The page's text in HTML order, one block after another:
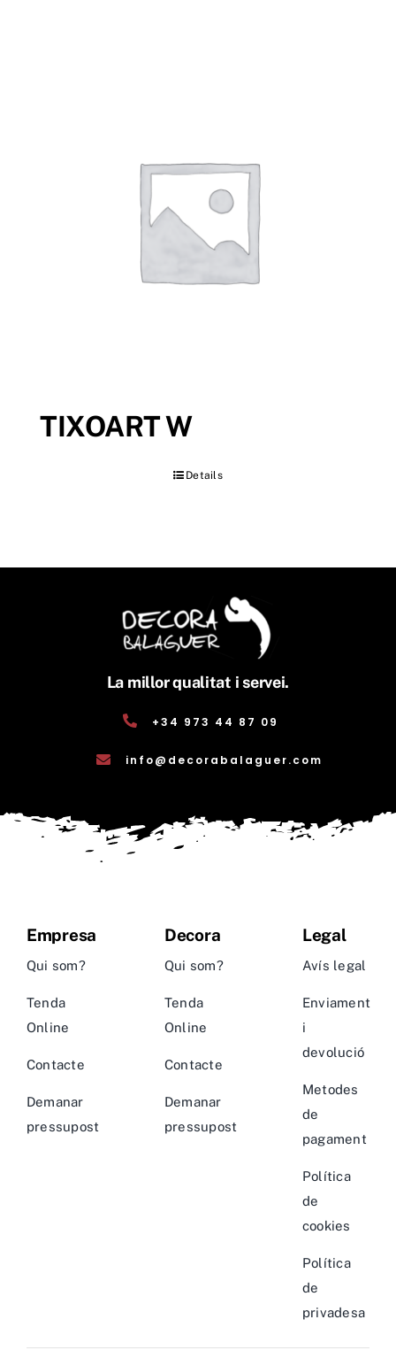
TIXOART W
Details
La millor qualitat i servei.
+34 973 44 87 09
info@decorabalaguer.com
Empresa
Qui som?
Tenda
Online
Contacte
Demanar
pressupost
Decora
Qui som?
Tenda
Online
Contacte
Demanar
pressupost
Legal
Avís legal
Enviament
i
devolució
Metodes
de
pagament
Política
de
cookies
Política
de
privadesa